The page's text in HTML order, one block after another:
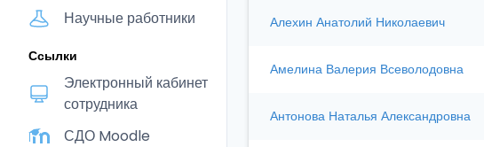
Научные работники
Ссылки
Электронный кабинет
сотрудника
СДО Moodle
Алехин Анатолий Николаевич
Амелина Валерия Всеволодовна
Антонова Наталья Александровна